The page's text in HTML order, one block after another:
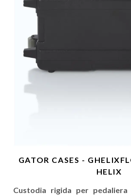
GATOR CASES -
HELIX
Custodia rigida per